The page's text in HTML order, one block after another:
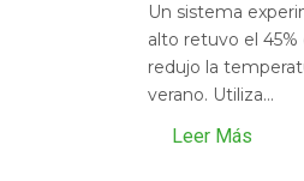
Un sistema
alto retuvo el
redujo la
verano. Utiliza...
Leer Más